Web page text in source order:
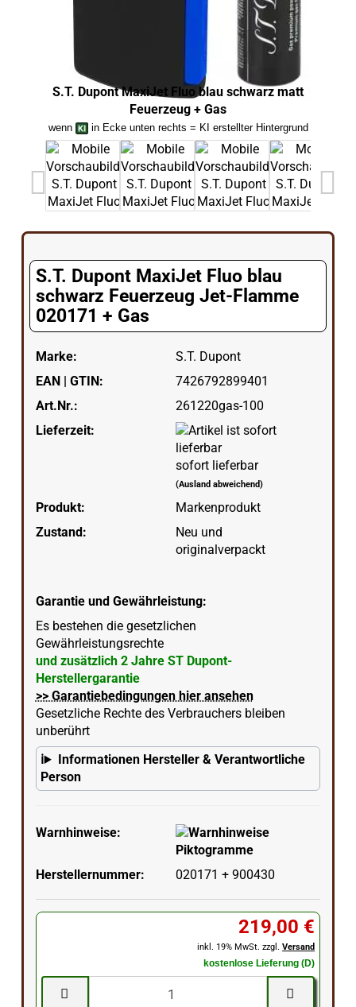
S.T. Dupont MaxiJet Fluo blau schwarz matt
Feuerzeug + Gas
wenn in Ecke unten rechts = KI erstellter Hintergrund
S.T. Dupont MaxiJet Fluo blau
schwarz Feuerzeug Jet-Flamme
020171 + Gas
Marke:
S.T. Dupont
EAN | GTIN:
7426792899401
Art.Nr.:
261220gas-100
Lieferzeit:
sofort lieferbar
(Ausland abweichend)
Produkt:
Markenprodukt
Zustand:
Neu und
originalverpackt
Garantie und Gewährleistung:
Es bestehen die gesetzlichen
Gewährleistungsrechte
und zusätzlich 2 Jahre ST Dupont-
Herstellergarantie
>> Garantiebedingungen hier ansehen
Gesetzliche Rechte des Verbrauchers bleiben
unberührt
Informationen Hersteller & Verantwortliche
Person
Warnhinweise:
Herstellernummer: 020171 + 900430
219,00 €
inkl. 19% MwSt. zzgl.Versand
kostenlose Lieferung (D)